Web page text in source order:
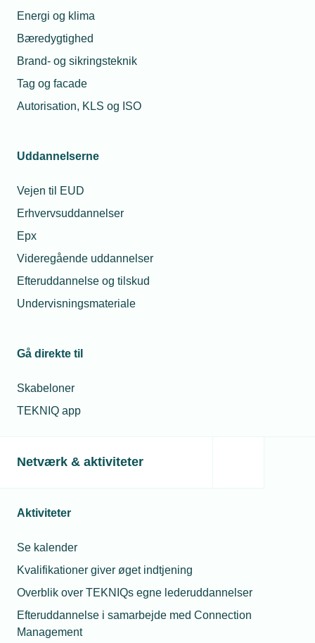
Energi og klima
Bæredygtighed
Brand- og sikringsteknik
Tag og facade
Autorisation, KLS og ISO
Uddannelserne
Vejen til EUD
Erhvervsuddannelser
Epx
Videregående uddannelser
Efteruddannelse og tilskud
Undervisningsmateriale
Gå direkte til
Skabeloner
TEKNIQ app
Netværk & aktiviteter
Aktiviteter
Se kalender
Kvalifikationer giver øget indtjening
Overblik over TEKNIQs egne lederuddannelser
Efteruddannelse i samarbejde med Connection
Management